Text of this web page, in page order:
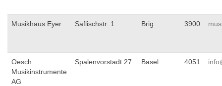
Musikhaus Eyer Saflischstr. 1 Brig 3900
Oesch
Musikinstrumente
AG
Spalenvorstadt 27 Basel 4051